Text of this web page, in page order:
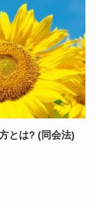
とは? (同会法)